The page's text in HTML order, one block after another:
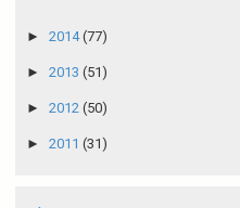
► 2014(77)
► 2013 (51)
► 2012 (50)
► 2011 (31)